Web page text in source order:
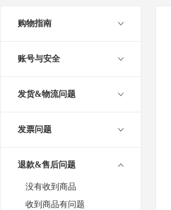
购物指南
账号与安全
发货&物流问题
发票问题
退款&售后问题
没有收到商品
收到商品有问题